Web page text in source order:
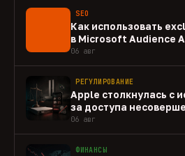
SEO
Как использовать
в Microsoft Audience
06 авг
РЕГУЛИРОВАНИЕ
Apple столкнулась с
за доступа
gambling-
06 авг
ФИНАНСЫ